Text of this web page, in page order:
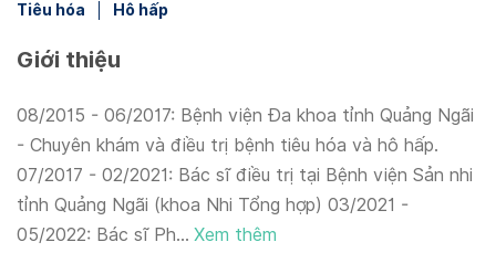
Tiêu hóa Hô hấp
Giới thiệu
08/2015 - 06/2017: Bệnh viện Đa khoa tỉnh Quảng Ngãi
- Chuyên khám và điều trị bệnh tiêu hóa và hô hấp.
07/2017 - 02/2021: Bác sĩ điều trị tại Bệnh viện Sản nhi
tỉnh Quảng Ngãi (khoa Nhi Tổng hợp) 03/2021 -
05/2022: Bác sĩ Ph... Xem thêm